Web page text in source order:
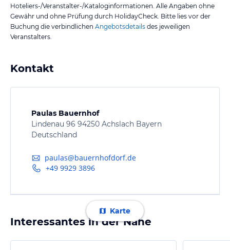
Hoteliers-/Veranstalter-/Kataloginformationen. Alle Angaben ohne
Gewähr und ohne Prüfung durch HolidayCheck. Bitte lies vor der
Buchung die verbindlichen Angebotsdetails des jeweiligen
Veranstalters.
Kontakt
Paulas Bauernhof
Lindenau 96 94250 Achslach Bayern
Deutschland
paulas@bauernhofdorf.de
+49 9929 3896
Karte
Interessantes in der Nähe